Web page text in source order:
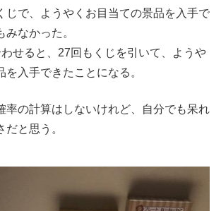
じで、ようやくお目当ての景品を入手で
みなかった。
せると、27回もくじを引いて、ようや
を入手できたことになる。
率の計算はしないけれど、自分でも呆れ
だと思う。